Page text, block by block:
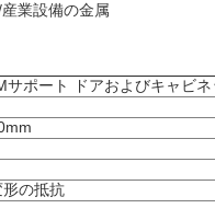
業設備の金属
ポート ドアおよびキャビ
の抵抗